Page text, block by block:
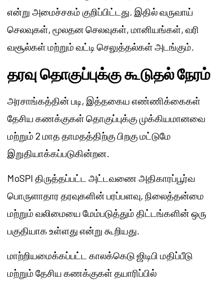
என்று அமைச்சகம் குறிப்பிட்டது. இதில் வருவாய்
செலவுகள், மூலதன செலவுகள், மானியங்கள், வரி
வசூல்கள் மற்றும் வட்டி செலுத்தல்கள் அடங்கும்.
தரவு தொகுப்புக்கு கூடுதல் நேரம்
அரசாங்கத்தின் படி, இத்தகைய எண்ணிக்கைகள்
தேசிய கணக்குகள் தொகுப்புக்கு முக்கியமானவை
மற்றும் 2 மாத தாமதத்திற்கு பிறகு மட்டுமே
இறுதியாக்கப்படுகின்றன.
MoSPI திருத்தப்பட்ட அட்டவணை அதிகாரப்பூர்வ
பொருளாதார தரவுகளின் பரப்பளவு, நிலைத்தன்மை
மற்றும் வலிமையை மேம்படுத்தும் திட்டங்களின் ஒரு
பகுதியாக உள்ளது என்று கூறியது.
மாற்றியமைக்கப்பட்ட காலக்கெடு ஜிடிபி மதிப்பீடு
மற்றும் தேசிய கணக்குகள் தயாரிப்பில்